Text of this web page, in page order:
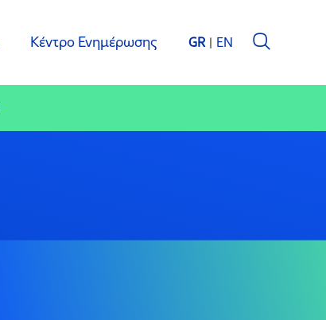
Κέντρο Ενημέρωσης GR EN